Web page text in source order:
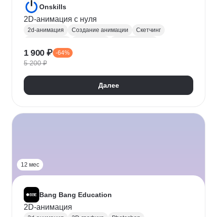
Onskills
2D-анимация с нуля
2d-анимация Создание анимации
Скетчинг
Анимация персонажей
1 900 ₽ -64%
5 200 ₽
Далее
12 мес
Bang Bang Education
2D-анимация